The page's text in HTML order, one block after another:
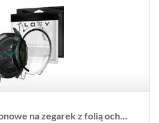
na zegarek z folią och...